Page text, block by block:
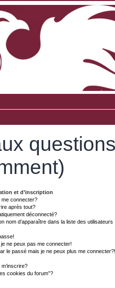
et d’inscription
me connecter?
après tout?
déconnecté?
nom d’apparaître dans la liste des utilisateurs
ne peux pas me connecter!
le passé mais je ne peux plus me connecter?!
cookies du forum”?